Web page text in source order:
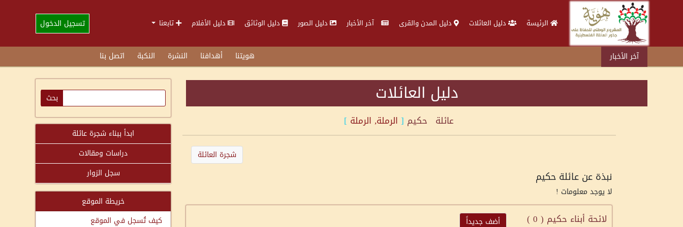
الرئيسة دليل العائلات دليل المدن والقرى آخر الأخبار دليل الصور دليل الوثائق دليل الأفلام تابعنا تسجيل الدخول
آخر الأخبار هويتنا أهدافنا النشرة النكبة اتصل بنا
دليل العائلات
عائلة حكيم [ الرملة, الرملة ]
شجرة العائلة
نبذة عن عائلة حكيم
لا يوجد معلومات !
لائحة أبناء حكيم ( 0
) أضف جديداً
ابدأ ببناء شجرة عائلة
دراسات ومقالات
سجل الزوار
خريطة الموقع
كيف تُسجل في الموقع